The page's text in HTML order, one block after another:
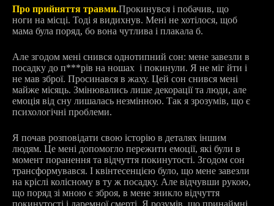
Про прийняття травми.Прокинувся і побачив, що
ноги на місці. Тоді я видихнув. Мені не хотілося, щоб
мама була поряд, бо вона чутлива і плакала б.
Але згодом мені снився однотипний сон: мене завезли в
посадку до п***рів на ношах і покинули. Я не міг йти і
не мав зброї. Просинався в жаху. Цей сон снився мені
майже місяць. Змінювались лише декорації та люди, але
емоція від сну лишалась незмінною. Так я зрозумів, що є
психологічні проблеми.
Я почав розповідати свою історію в деталях іншим
людям. Це мені допомогло пережити емоції, які були в
момент поранення та відчуття покинутості. Згодом сон
трансформувався. І квінтесенцією було, що мене завезли
на кріслі колісному в ту ж посадку. Але відчувши рукою,
що поряд зі мною є зброя, в мене зникло відчуття
покинутості і даремної смерті. Я розумів, що принаймні,